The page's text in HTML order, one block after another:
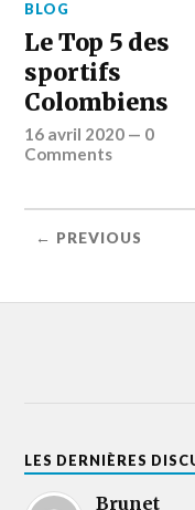
BLOG
Le Top 5 des
sportifs
Colombiens
16 avril 2020 — 0
Comments
← PREVIOUS
LES DERNIÈRES
Brunet